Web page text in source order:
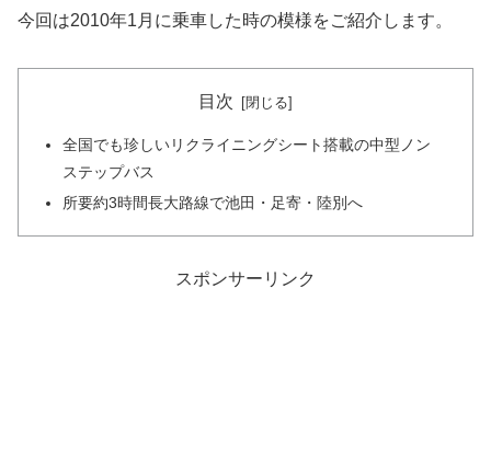
今回は2010年1月に乗車した時の模様をご紹介します。
目次
全国でも珍しいリクライニングシート搭載の中型ノン
ステップバス
所要約3時間長大路線で池田・足寄・陸別へ
スポンサーリンク